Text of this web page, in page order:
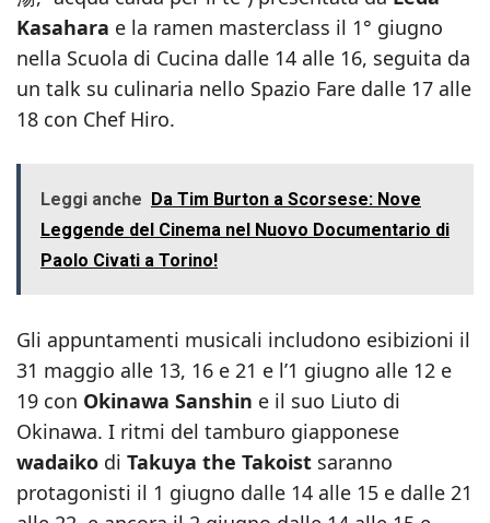
Kasahara e la ramen masterclass il 1° giugno
nella Scuola di Cucina dalle 14 alle 16, seguita da
un talk su culinaria nello Spazio Fare dalle 17 alle
18 con Chef Hiro.
Leggi anche Da Tim Burton a Scorsese: Nove
Leggende del Cinema nel Nuovo Documentario di
Paolo Civati a Torino!
Gli appuntamenti musicali includono esibizioni il
31 maggio alle 13, 16 e 21 e l’1 giugno alle 12 e
19 con Okinawa Sanshin e il suo Liuto di
Okinawa. I ritmi del tamburo giapponese
wadaiko di Takuya the Takoist saranno
protagonisti il 1 giugno dalle 14 alle 15 e dalle 21